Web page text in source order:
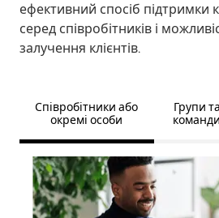
ефективний спосіб підтримки
серед співробітників і
залучення клієнтів.
Співробітники або
окремі особи
Групи та
команди